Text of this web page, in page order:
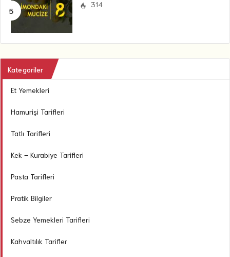
314
Kategoriler
Et Yemekleri
Hamurişi Tarifleri
Tatlı Tarifleri
Kek – Kurabiye Tarifleri
Pasta Tarifleri
Pratik Bilgiler
Sebze Yemekleri Tarifleri
Kahvaltılık Tarifler